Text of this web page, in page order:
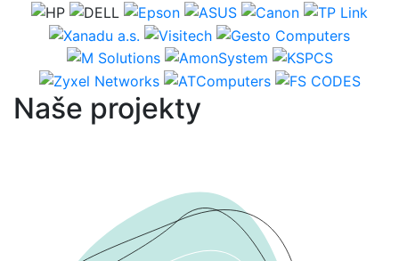
Naše projekty